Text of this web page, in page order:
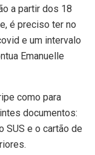
a partir dos 18
é preciso ter no
e um intervalo
Emanuelle
como para
documentos:
SUS e o cartão de